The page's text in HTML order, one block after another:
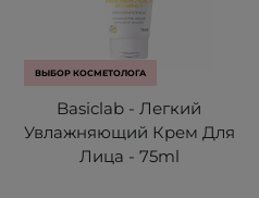
ВЫБОР КОСМЕТОЛОГА
Basiclab - Легкий
Увлажняющий Крем Для
Лица - 75ml